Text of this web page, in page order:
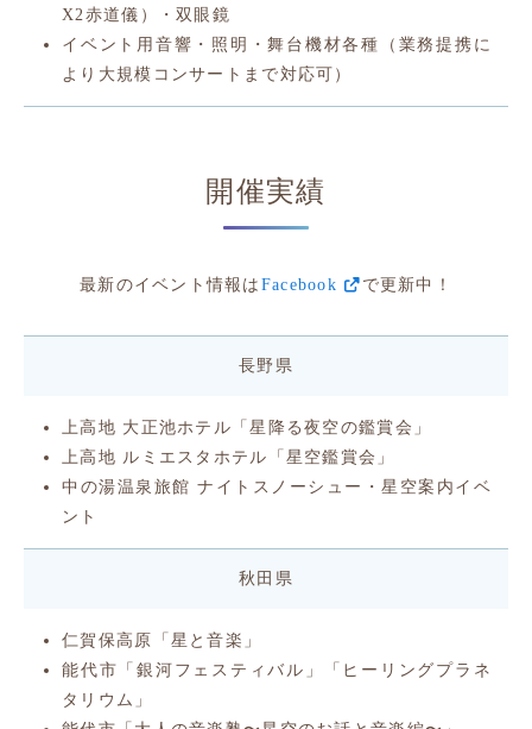
X2赤道儀）・双眼鏡
イベント用音響・照明・舞台機材各種（業務提携に
より大規模コンサートまで対応可）
開催実績
最新のイベント情報は Facebook で更新中！
長野県
上高地 大正池ホテル「星降る夜空の鑑賞会」
上高地 ルミエスタホテル「星空鑑賞会」
中の湯温泉旅館 ナイトスノーシュー・星空案内イベ
ント
秋田県
仁賀保高原「星と音楽」
能代市「銀河フェスティバル」「ヒーリングプラネ
タリウム」